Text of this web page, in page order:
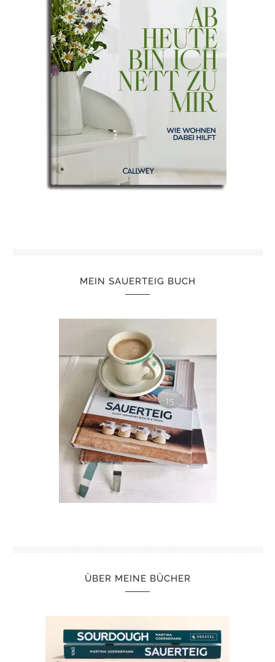
MEIN SAUERTEIG BUCH
ÜBER MEINE BÜCHER